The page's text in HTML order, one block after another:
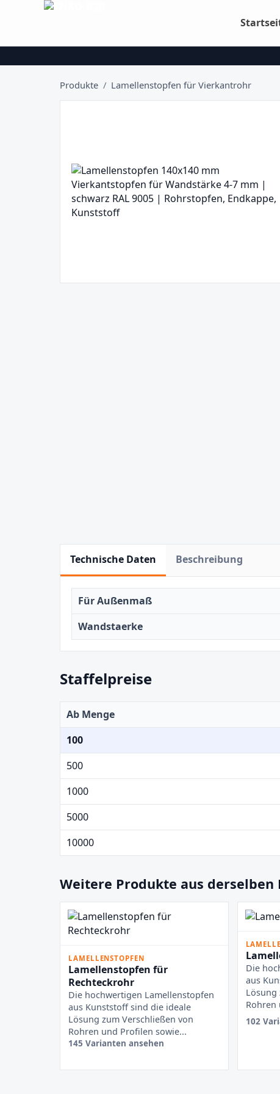
Produkte / Lamellenstopfen für Vierkantrohr
Technische Daten Beschreibung
Für Außenmaß
Wandstaerke
Staffelpreise
Ab Menge
100
500
1000
5000
10000
Weitere Produkte aus derselben
LAMELLENSTOPFEN
Lamellenstopfen für
Rechteckrohr
Die hochwertigen Lamellenstopfen
aus Kunststoff sind die ideale
Lösung zum Verschließen von
Rohren und Profilen sowie...
145 Varianten ansehen
Die
aus
Lösung
Rohren
102